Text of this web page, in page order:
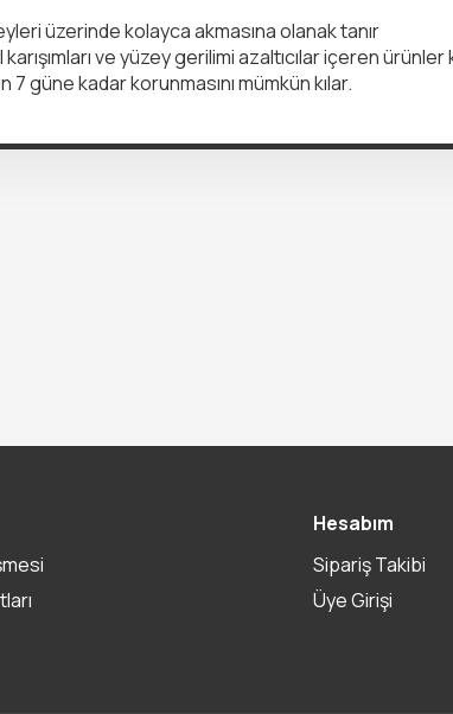
üzerinde kolayca akmasına olanak tanır
ve yüzey gerilimi azaltıcılar içeren
7 güne kadar korunmasını mümkün kılar.
Hesabım
Sipariş Takibi
Üye Girişi